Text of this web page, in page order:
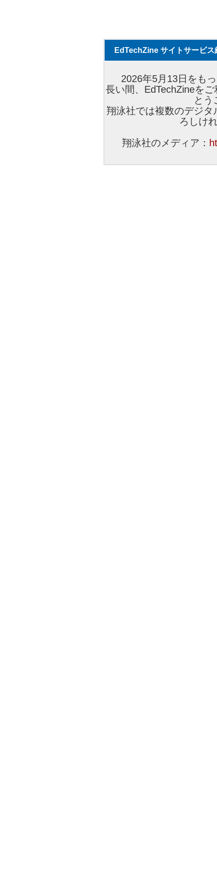
EdTechZine サイトサービス
2026年5月13日をも
長い間、EdTechZineを
とう
翔泳社では複数のデジ
ろしけ
翔泳社のメディア：